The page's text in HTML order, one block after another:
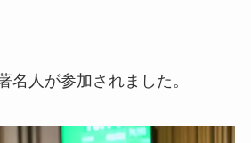
名人が参加されました。